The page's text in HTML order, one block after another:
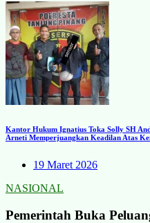
Kantor Hukum Ignatius Toka Solly SH
Arneti Memperjuangkan Keadilan Atas
19 Maret 2026
NASIONAL
Pemerintah Buka